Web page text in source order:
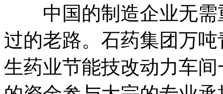
中国的制造企业无需
过的老路。石药集团万
生药业节能技改动力车